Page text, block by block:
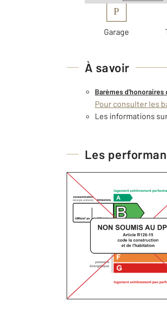
P
Garage
À savoir
Barèmes d'honoraires
Pour consulter les
Les informations
Les